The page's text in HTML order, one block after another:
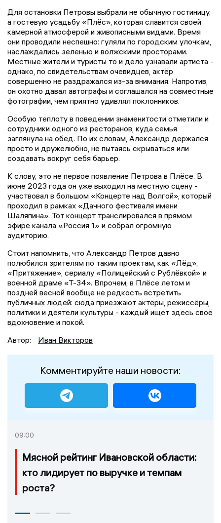
Для остановки Петровы выбрали не обычную гостиницу,
а гостевую усадьбу «Плёс», которая славится своей
камерной атмосферой и живописными видами. Время
они проводили неспешно: гуляли по городским улочкам,
наслаждались зеленью и волжскими просторами.
Местные жители и туристы то и дело узнавали артиста -
однако, по свидетельствам очевидцев, актёр
совершенно не раздражался из-за внимания. Напротив,
он охотно давал автографы и соглашался на совместные
фотографии, чем приятно удивлял поклонников.
Особую теплоту в поведении знаменитости отметили и
сотрудники одного из ресторанов, куда семья
заглянула на обед. По их словам, Александр держался
просто и дружелюбно, не пытаясь скрываться или
создавать вокруг себя барьер.
К слову, это не первое появление Петрова в Плёсе. В
июне 2023 года он уже выходил на местную сцену -
участвовал в большом «Концерте над Волгой», который
проходил в рамках «Дачного фестиваля имени
Шаляпина». Тот концерт транслировался в прямом
эфире канала «Россия 1» и собрал огромную
аудиторию.
Стоит напомнить, что Александр Петров давно
полюбился зрителям по таким проектам, как «Лёд»,
«Притяжение», сериалу «Полицейский с Рублёвкой» и
военной драме «Т-34». Впрочем, в Плёсе летом и
поздней весной вообще не редкость встретить
публичных людей: сюда приезжают актёры, режиссёры,
политики и деятели культуры - каждый ищет здесь своё
вдохновение и покой.
Автор:
Иван Викторов
Комментируйте наши новости:
09:00
Мясной рейтинг Ивановской области:
кто лидирует по выручке и темпам
роста?